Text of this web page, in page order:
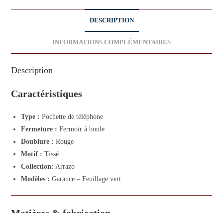
DESCRIPTION
INFORMATIONS COMPLÉMENTAIRES
Description
Caractéristiques
Type : Pochette de téléphone
Fermeture : Fermoir à boule
Doublure : Rouge
Motif : Tissé
Collection: Arrazo
Modèles : Garance – Feuillage vert